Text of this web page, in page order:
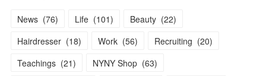
News (76) Life (101) Beauty (22)
Hairdresser (18) Work (56) Recruiting (20)
Teachings (21) NYNY Shop (63)